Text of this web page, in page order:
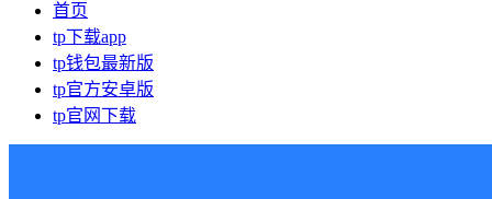
首页
tp下载app
tp钱包最新版
tp官方安卓版
tp官网下载